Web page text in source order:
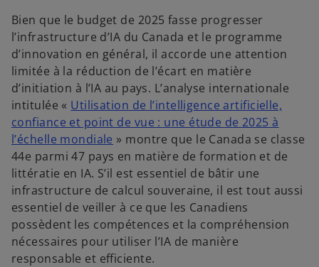
Bien que le budget de 2025 fasse progresser
l’infrastructure d’IA du Canada et le programme
d’innovation en général, il accorde une attention
limitée à la réduction de l’écart en matière
d’initiation à l’IA au pays. L’analyse internationale
intitulée « Utilisation de l’intelligence artificielle,
confiance et point de vue : une étude de 2025 à
l’échelle mondiale » montre que le Canada se classe
44e parmi 47 pays en matière de formation et de
littératie en IA. S’il est essentiel de bâtir une
infrastructure de calcul souveraine, il est tout aussi
essentiel de veiller à ce que les Canadiens
possèdent les compétences et la compréhension
nécessaires pour utiliser l’IA de manière
responsable et efficiente.